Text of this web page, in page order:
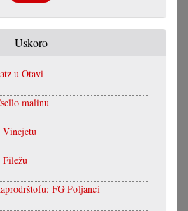
Uskoro
u Otavi
malinu
Vincjetu
Filežu
FG Poljanci